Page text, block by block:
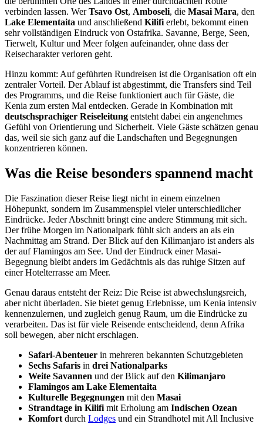
verbinden lassen. WerTsavo Ost, Amboseli, die Masai Mara, den
Lake Elementaita und anschließend Kilifi erlebt, bekommt einen
sehr vollständigen Eindruck von Ostafrika. Savanne, Berge, Seen,
Tierwelt, Kultur und Meer folgen aufeinander, ohne dass der
Reisecharakter verloren geht.
Hinzu kommt: Auf geführten Rundreisen ist die Organisation oft ein
zentraler Vorteil. Der Ablauf ist abgestimmt, die Transfers sind Teil
des Programms, und die Reise funktioniert auch für Gäste, die
Kenia zum ersten Mal entdecken. Gerade in Kombination mit
deutschsprachiger Reiseleitung entsteht dabei ein angenehmes
Gefühl von Orientierung und Sicherheit. Viele Gäste schätzen genau
das, weil sie sich ganz auf die Landschaften und Begegnungen
konzentrieren können.
Was die Reise besonders spannend macht
Die Faszination dieser Reise liegt nicht in einem einzelnen
Höhepunkt, sondern im Zusammenspiel vieler unterschiedlicher
Eindrücke. Jeder Abschnitt bringt eine andere Stimmung mit sich.
Der frühe Morgen im Nationalpark fühlt sich anders an als ein
Nachmittag am Strand. Der Blick auf den Kilimanjaro ist anders als
der auf Flamingos am See. Und der Eindruck einer Masai-
Begegnung bleibt anders im Gedächtnis als das ruhige Sitzen auf
einer Hotelterrasse am Meer.
Genau daraus entsteht der Reiz: Die Reise ist abwechslungsreich,
aber nicht überladen. Sie bietet genug Erlebnisse, um Kenia intensiv
kennenzulernen, und zugleich genug Raum, um die Eindrücke zu
verarbeiten. Das ist für viele Reisende entscheidend, denn Afrika
soll bewegen, aber nicht erschlagen.
Safari-Abenteuer in mehreren bekannten Schutzgebieten
Sechs Safaris in drei Nationalparks
Weite Savannen und der Blick auf den Kilimanjaro
Flamingos am Lake Elementaita
Kulturelle Begegnungen mit den Masai
Strandtage in Kilifi mit Erholung am Indischen Ozean
Komfort durch Lodges und ein Strandhotel mit All Inclusive